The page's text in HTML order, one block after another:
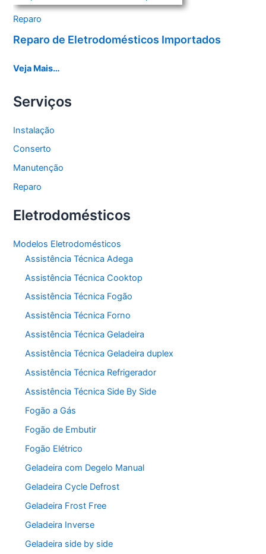
Reparo
Reparo de Eletrodomésticos Importados
Veja Mais…
Serviços
Instalação
Conserto
Manutenção
Reparo
Eletrodomésticos
Modelos Eletrodomésticos
Assistência Técnica Adega
Assistência Técnica Cooktop
Assistência Técnica Fogão
Assistência Técnica Forno
Assistência Técnica Geladeira
Assistência Técnica Geladeira duplex
Assistência Técnica Refrigerador
Assistência Técnica Side By Side
Fogão a Gás
Fogão de Embutir
Fogão Elétrico
Geladeira com Degelo Manual
Geladeira Cycle Defrost
Geladeira Frost Free
Geladeira Inverse
Geladeira side by side